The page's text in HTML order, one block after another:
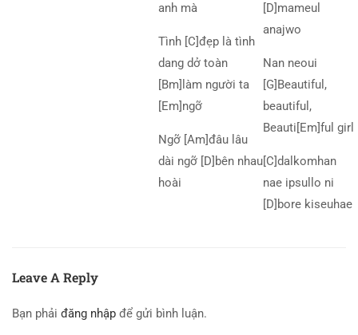
anh mà
Tình [C]đẹp là tình
dang dở toàn
[Bm]làm người ta
[Em]ngỡ
Ngỡ [Am]đâu lâu
dài ngỡ [D]bên nhau
hoài
[D]mameul
anajwo
Nan neoui
[G]Beautiful,
beautiful,
Beauti[Em]ful girl
[C]dalkomhan
nae ipsullo ni
[D]bore kiseuhae
Leave A Reply
Bạn phải đăng nhập để gửi bình luận.